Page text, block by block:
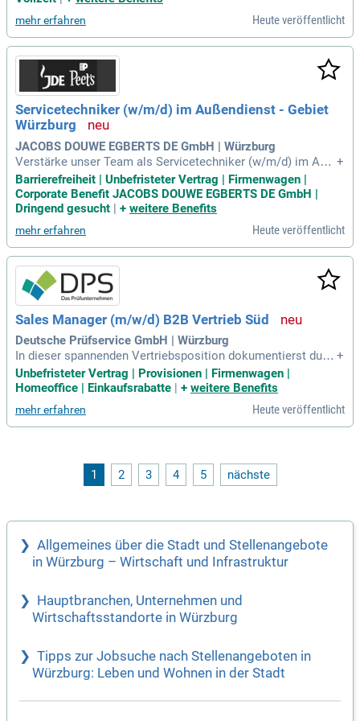
nsformation voran. Ein besonderes Augenmerk liegt auf IT-S
icherheit und Datenschutz. Die HfM Würzburg ist Teil des V
erbunds „Kunsthochschule Bayern“, der an sechs bayerische
n Kunsthochschulen eng zusammenarbeitet. Gemeinsam w
erden relevante Themen in Kunst und Gesundheit sowie Wei
terbildung und Steuern professionell behandelt. Bewerben Si
e sich jetzt, um Teil dieser innovativen Institution zu werden
und Ihre Fähigkeiten einzubringen!
mehr erfahren Heute veröffentlicht
Servicetechniker (w/m/d) im Außendienst - Gebiet
Würzburg
JACOBS DOUWE EGBERTS DE GmbH | Würzburg
Verstärke unser Team als Servicetechniker (w/m/d) im Auß
endienst in Würzburg! Ab sofort suchen wir einen engagierte
n Techniker für die Wartung und Reparatur unserer hochwert
igen Kaffeemaschinen. In dieser unbefristeten Vollzeitstelle
bist du die erste Anlaufstelle für unsere B2B-Kunden. Deine
Aufgaben umfassen die Installation und Inbetriebnahme der
Geräte sowie die Analyse technischer Störungen. Mit deiner
Expertise sorgst du für perfekte Kaffeequalität und zufriede
ne Kunden. Bewirb dich jetzt und werde Teil eines dynamisc
hen Teams, das Qualität und Service großschreibt!
+
Barrierefreiheit | Unbefristeter Vertrag | Firmenwagen |
Corporate Benefit JACOBS DOUWE EGBERTS DE GmbH |
Dringend gesucht | + weitere Benefits
mehr erfahren Heute veröffentlicht
Sales Manager (m/w/d) B2B Vertrieb Süd
Deutsche Prüfservice GmbH | Würzburg
In dieser spannenden Vertriebsposition dokumentierst du ei
genständig die Vertriebsaktivitäten und überwachst deine K
PIs. Idealerweise bringst du Vertriebserfahrung im B2B-Berei
selbstständige, zielorientierte Arbeitsweise und hohe Eigen
motivation sind unerlässlich. Außerdem benötigst du ausge
nbefristeten Arbeitsvertrag, ein attraktives Vergütungspaket
und einen Firmenwagen zur privaten Nutzung. Zusätzlich ge
+
Unbefristeter Vertrag | Provisionen | Firmenwagen |
Homeoffice | Einkaufsrabatte | + weitere Benefits
mehr erfahren Heute veröffentlicht
1 2 3 4 5 nächste
Allgemeines über die Stadt und Stellenangebote
in Würzburg – Wirtschaft und Infrastruktur
Hauptbranchen, Unternehmen und
Wirtschaftsstandorte in Würzburg
Tipps zur Jobsuche nach Stellenangeboten in
Würzburg: Leben und Wohnen in der Stadt